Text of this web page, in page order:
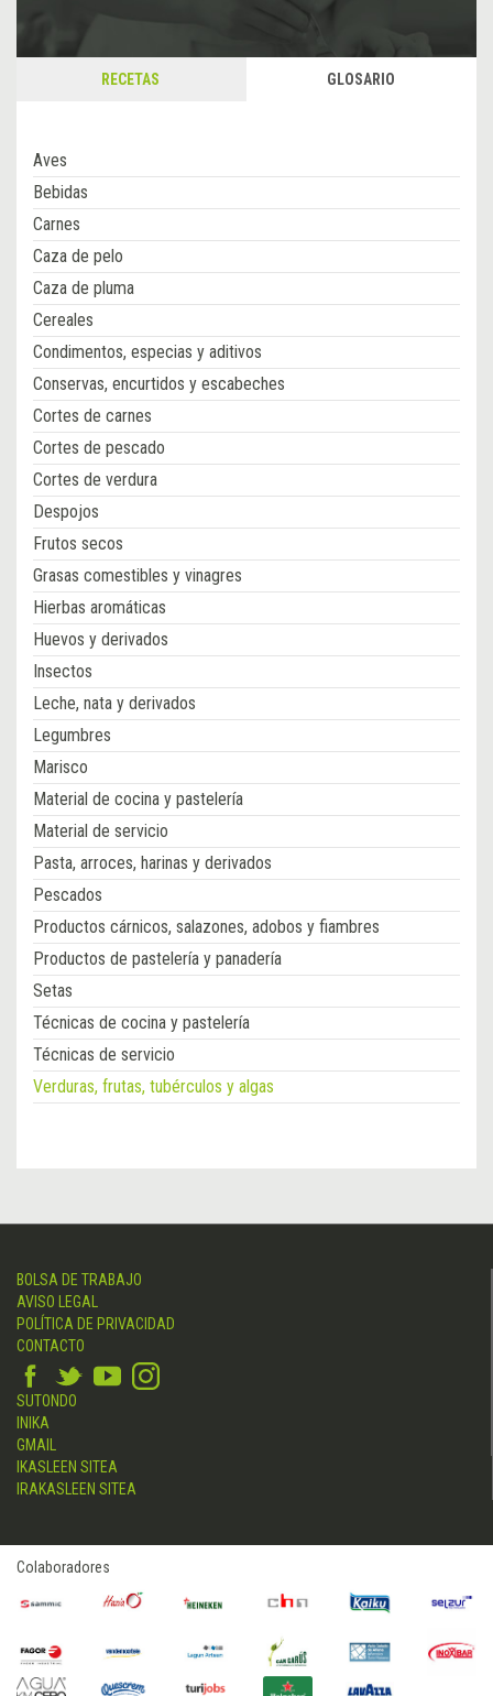
RECETAS GLOSARIO
Aves
Bebidas
Carnes
Caza de pelo
Caza de pluma
Cereales
Condimentos, especias y aditivos
Conservas, encurtidos y escabeches
Cortes de carnes
Cortes de pescado
Cortes de verdura
Despojos
Frutos secos
Grasas comestibles y vinagres
Hierbas aromáticas
Huevos y derivados
Insectos
Leche, nata y derivados
Legumbres
Marisco
Material de cocina y pastelería
Material de servicio
Pasta, arroces, harinas y derivados
Pescados
Productos cárnicos, salazones, adobos y fiambres
Productos de pastelería y panadería
Setas
Técnicas de cocina y pastelería
Técnicas de servicio
Verduras, frutas, tubérculos y algas
BOLSA DE TRABAJO
AVISO LEGAL
POLÍTICA DE PRIVACIDAD
CONTACTO
SUTONDO
INIKA
GMAIL
IKASLEEN SITEA
IRAKASLEEN SITEA
Colaboradores